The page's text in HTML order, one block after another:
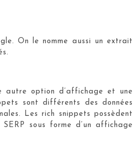
On le nomme aussi un extrait
autre option d’affichage et une
sont différents des données
Les rich snippets possèdent
sous forme d’un affichage